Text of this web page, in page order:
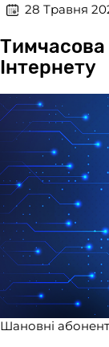
28 Травня
Тимчасова
Інтернету
Шановні